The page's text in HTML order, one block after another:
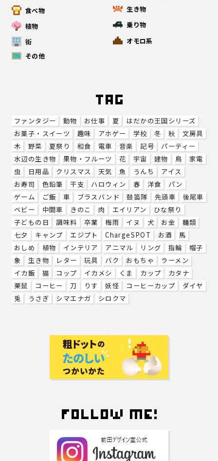
食べ物
生き物
植物
乗り物
街
オモロ系
その他
ファンタジー 動物 お仕事 夏
はだかの王国シリーズ
お菓子・スイーツ
趣味 アホゲー 学校 冬 秋
文房具
木
野菜 夏祭り 和食 電車 音楽 記号
パーティー
水辺の生き物
果物・フルーツ 花 宇宙 建物 鳥
家電
虫
日用品 クリスマス 天気 魚 うんち
アイス
お寿司
色鉛筆 干支 ハロウィン 春 洋食
パン
ゲーム
ご飯 車 ブラスバンド 鼓笛隊 先頭車
後尾車
ベビー
中間車 きのこ 肉 エイリアン
ひな祭り
子どもの日
調味料 卒業 梅雨 イヌ 犬 お金
麺類
七夕
キャンプ エジプト ChargeSPOT お酒
馬
おしめ
植物 インテリア アニマル リング 指輪
帽子
象
生き物 レター 玩具 バク おもちゃ
ラーメン
イカ飯
猫 コップ イカメシ くま カップ
カタナ
栗鼠
コーヒー 刀 りす 妖怪 コーヒーカップ
ダイヤ
兎
うさぎ シマエナガ シロクマ